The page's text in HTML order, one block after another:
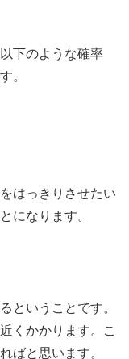
下のような確率
。
はっきりさせたい
になります。
ということです。
くかかります。こ
ばと思います。